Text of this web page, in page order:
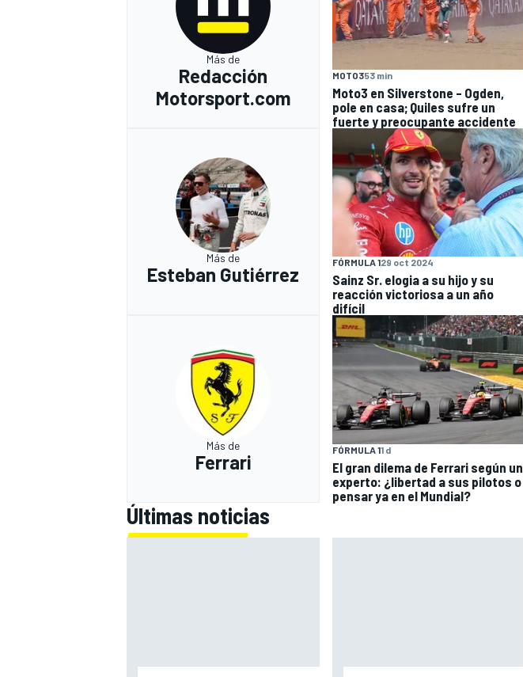
Más de
Redacción
Motorsport.com
MOTO353 min
Moto3 en Silverstone – Ogden,
pole en casa; Quiles sufre un
fuerte y preocupante accidente
Más de
Esteban Gutiérrez
FÓRMULA 129 oct 2024
Sainz Sr. elogia a su hijo y su
reacción victoriosa a un año
difícil
Más de
Ferrari
FÓRMULA 11 d
El gran dilema de Ferrari según un
experto: ¿libertad a sus pilotos o
pensar ya en el Mundial?
Últimas noticias